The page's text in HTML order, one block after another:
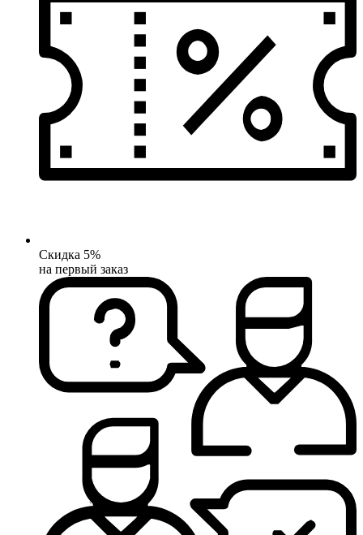
Скидка 5%
на первый заказ